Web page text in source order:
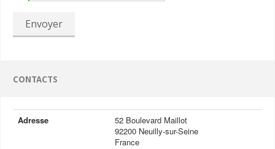
Envoyer
CONTACTS
Adresse
52 Boulevard Maillot
92200 Neuilly-sur-Seine
France